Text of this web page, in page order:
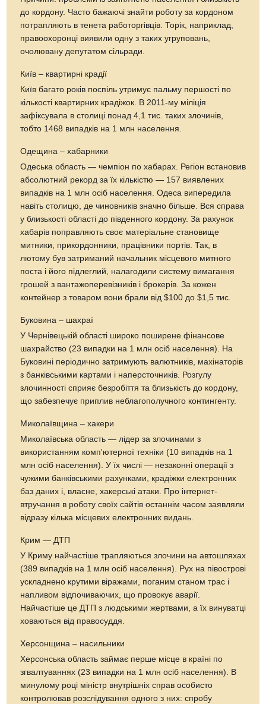
до кордону. Часто бажаючі знайти роботу за кордоном
потрапляють в тенета работоргівців. Торік, наприклад,
правоохоронці виявили одну з таких угруповань,
очолювану депутатом сільради.
Київ – квартирні крадії
Київ багато років поспіль утримує пальму першості по
кількості квартирних крадіжок. В 2011-му міліція
зафіксувала в столиці понад 4,1 тис. таких злочинів,
тобто 1468 випадків на 1 млн населення.
Одещина – хабарники
Одеська область — чемпіон по хабарах. Регіон встановив
абсолютний рекорд за їх кількістю — 157 виявлених
випадків на 1 млн осіб населення. Одеса випередила
навіть столицю, де чиновників значно більше. Вся справа
у близькості області до південного кордону. За рахунок
хабарів поправляють своє матеріальне становище
митники, прикордонники, працівники портів. Так, в
лютому був затриманий начальник місцевого митного
поста і його підлеглий, налагодили систему вимагання
грошей з вантажоперевізників і брокерів. За кожен
контейнер з товаром вони брали від $100 до $1,5 тис.
Буковина – шахраї
У Чернівецькій області широко поширене фінансове
шахрайство (23 випадки на 1 млн осіб населення). На
Буковині періодично затримують валютників, махінаторів
з банківськими картами і наперсточників. Розгулу
злочинності сприяє безробіття та близькість до кордону,
що забезпечує приплив неблагополучного контингенту.
Миколаївщина – хакери
Миколаївська область — лідер за злочинами з
використанням комп'ютерної техніки (10 випадків на 1
млн осіб населення). У їх числі — незаконні операції з
чужими банківськими рахунками, крадіжки електронних
баз даних і, власне, хакерські атаки. Про інтернет-
втручання в роботу своїх сайтів останнім часом заявляли
відразу кілька місцевих електронних видань.
Крим — ДТП
У Криму найчастіше трапляються злочини на автошляхах
(389 випадків на 1 млн осіб населення). Рух на півострові
ускладнено крутими віражами, поганим станом трас і
напливом відпочиваючих, що провокує аварії.
Найчастіше це ДТП з людськими жертвами, а їх винуватці
ховаються від правосуддя.
Херсонщина – насильники
Херсонська область займає перше місце в країні по
згвалтуваннях (23 випадки на 1 млн осіб населення). В
минулому році міністр внутрішніх справ особисто
контролював розслідування одного з них: спробу